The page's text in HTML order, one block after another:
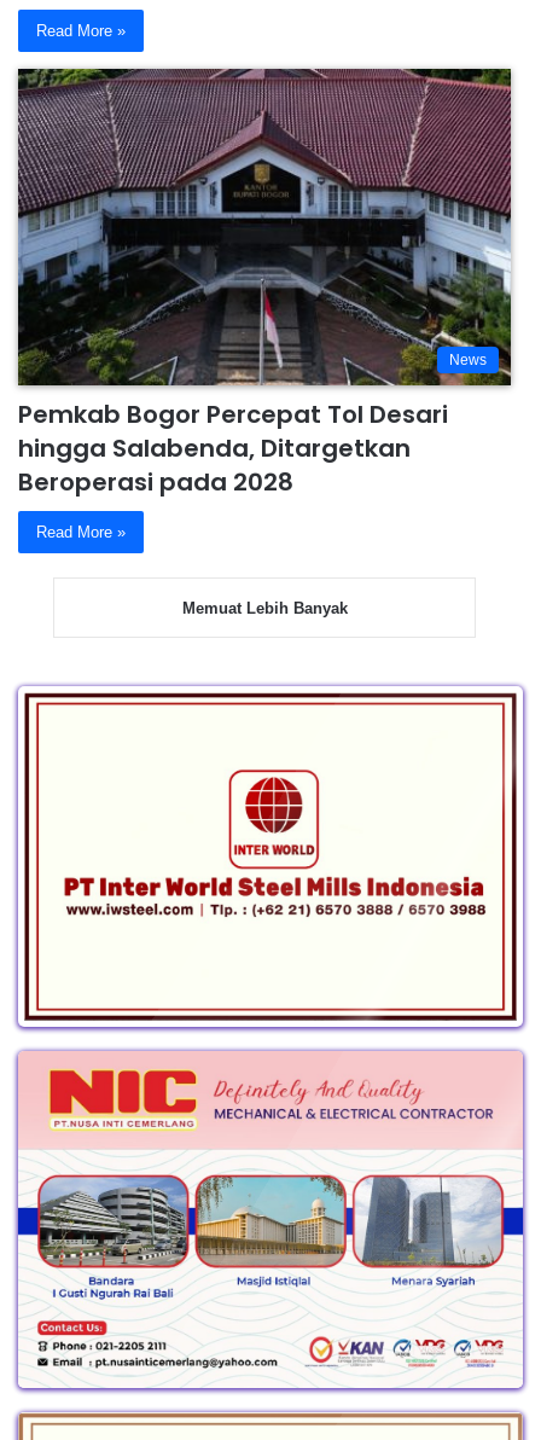
Read More »
News
Pemkab Bogor Percepat Tol Desari
hingga Salabenda, Ditargetkan
Beroperasi pada 2028
Read More »
Memuat Lebih Banyak